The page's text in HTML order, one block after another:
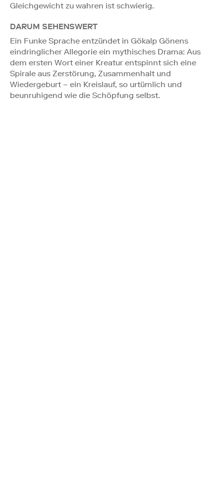
Gleichgewicht zu wahren ist schwierig.
DARUM SEHENSWERT
Ein Funke Sprache entzündet in Gökalp Gönens
eindringlicher Allegorie ein mythisches Drama: Aus
dem ersten Wort einer Kreatur entspinnt sich eine
Spirale aus Zerstörung, Zusammenhalt und
Wiedergeburt – ein Kreislauf, so urtümlich und
beunruhigend wie die Schöpfung selbst.